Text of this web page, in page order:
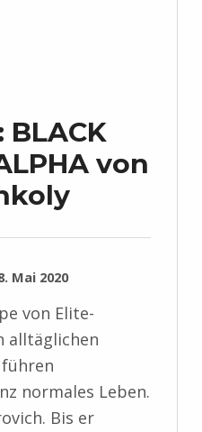
BLACK
von
Mai 2020
von Elite-
alltäglichen
normales Leben.
Bis er